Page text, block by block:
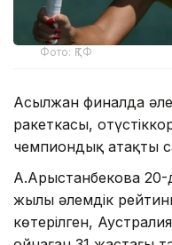
Фото: ҚТФ
Асылжан финалда
ракеткасы,
чемпиондық атақты
А.Арыстанбекова
жылы әлемдік
көтерілген,